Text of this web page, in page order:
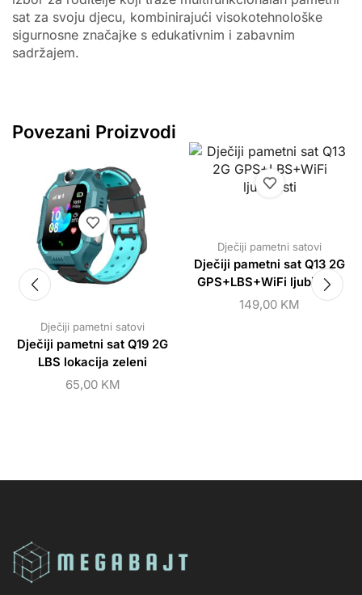
sat za svoju djecu, kombinirajući visokotehnološke
sigurnosne značajke s edukativnim i zabavnim
sadržajem.
Povezani Proizvodi
Dječiji pametni satovi
Dječiji pametni sat Q19 2G
LBS lokacija zeleni
65,00 KM
Dječiji pametni satovi
Dječiji pametni sat Q13 2G
GPS+LBS+WiFi ljubičasti
149,00 KM